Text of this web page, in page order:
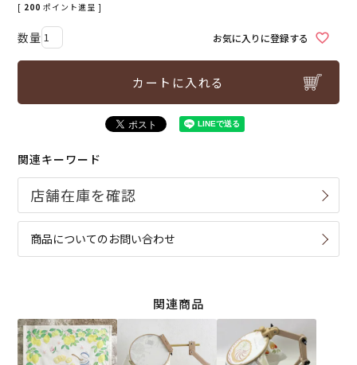
[ 200 ポイント進呈 ]
お気に入りに登録する
カートに入れる
関連キーワード
商品についてのお問い合わせ
関連商品